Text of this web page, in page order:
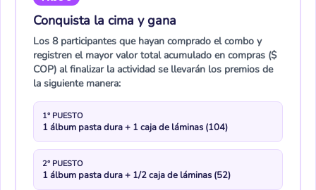
Conquista la cima y gana
Los 8 participantes que hayan comprado el combo y
registren el mayor valor total acumulado en compras ($
COP) al finalizar la actividad se llevarán los premios de
la siguiente manera:
1° PUESTO
1 álbum pasta dura + 1 caja de láminas (104)
2° PUESTO
1 álbum pasta dura + 1/2 caja de láminas (52)